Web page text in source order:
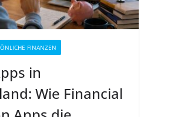
FINANZEN
in
Wie Financial